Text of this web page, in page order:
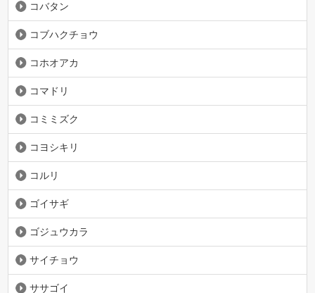
コバタン
コブハクチョウ
コホオアカ
コマドリ
コミミズク
コヨシキリ
コルリ
ゴイサギ
ゴジュウカラ
サイチョウ
ササゴイ